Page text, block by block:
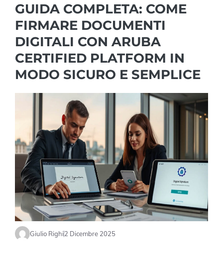
GUIDA COMPLETA: COME
FIRMARE DOCUMENTI
DIGITALI CON ARUBA
CERTIFIED PLATFORM IN
MODO SICURO E SEMPLICE
Giulio Righi2 Dicembre 2025